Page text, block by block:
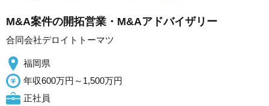
M&A案件の開拓営業・M&Aアドバイザリー
合同会社デロイトトーマツ
福岡県
年収600万円～1,500万円
正社員